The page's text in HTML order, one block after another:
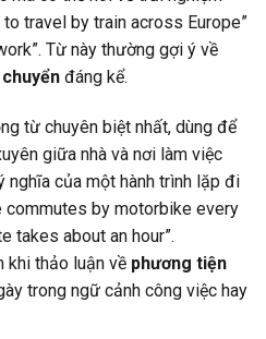
travel by train across Europe”
Từ này thường gợi ý về
đáng kể.
từ chuyên biệt nhất, dùng để
giữa nhà và nơi làm việc
nghĩa của một hành trình lặp đi
commutes by motorbike every
takes about an hour”.
khi thảo luận về phương tiện
trong ngữ cảnh công việc hay